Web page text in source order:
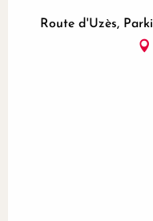
Route d'Uzès,